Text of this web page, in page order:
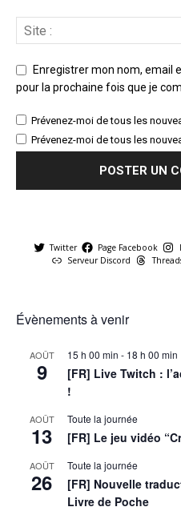
Enregistrer mon nom, email
pour la prochaine fois que je
Prévenez-moi de tous les
Prévenez-moi de tous les
Twitter Page Facebook
Serveur Discord
Évènements à venir
AOÛT
9
15 h 00 min - 18 h 00 min
[FR] Live Twitch :
!
AOÛT
13
Toute la journée
[FR] Le jeu vidéo
AOÛT
26
Toute la journée
[FR] Nouvelle
Livre de Poche